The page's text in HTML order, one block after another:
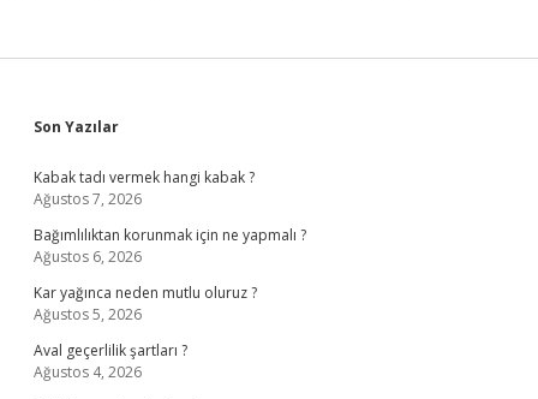
Sidebar
Son Yazılar
Kabak tadı vermek hangi kabak ?
Ağustos 7, 2026
Bağımlılıktan korunmak için ne yapmalı ?
Ağustos 6, 2026
Kar yağınca neden mutlu oluruz ?
Ağustos 5, 2026
Aval geçerlilik şartları ?
Ağustos 4, 2026